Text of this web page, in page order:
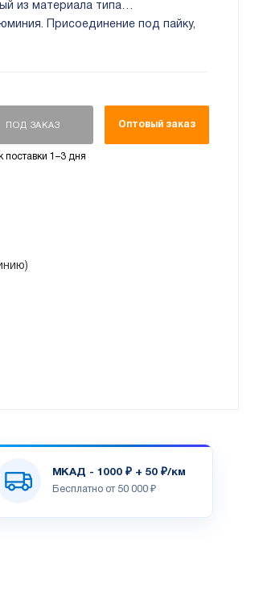
из материала типа
Присоединение под пайку,
ПОД ЗАКАЗ
поставки 1–3 дня
Оптовый заказ
МКАД - 1000 ₽ + 50 ₽/км
Бесплатно от 50 000 ₽